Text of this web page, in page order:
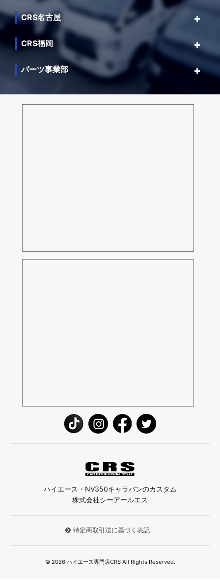
CRS名古屋
CRS福岡
パーツ事業部
ハイエース・NV350キャラバンのカスタム
株式会社シーアールエス
特定商取引法に基づく表記
© 2026 ハイエース専門店CRS All Rights Reserved.